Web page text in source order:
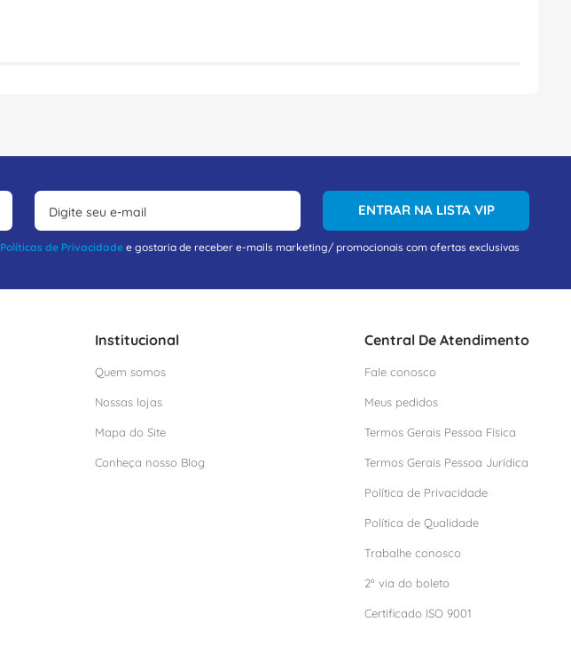
ENTRAR NA LISTA VIP
Políticas de Privacidade e gostaria de receber e-mails marketing/ promocionais com ofertas exclusivas
Institucional
Quem somos
Nossas lojas
Mapa do Site
Conheça nosso Blog
Central De Atendimento
Fale conosco
Meus pedidos
Termos Gerais Pessoa Física
Termos Gerais Pessoa Jurídica
Política de Privacidade
Política de Qualidade
Trabalhe conosco
2º via do boleto
Certificado ISO 9001